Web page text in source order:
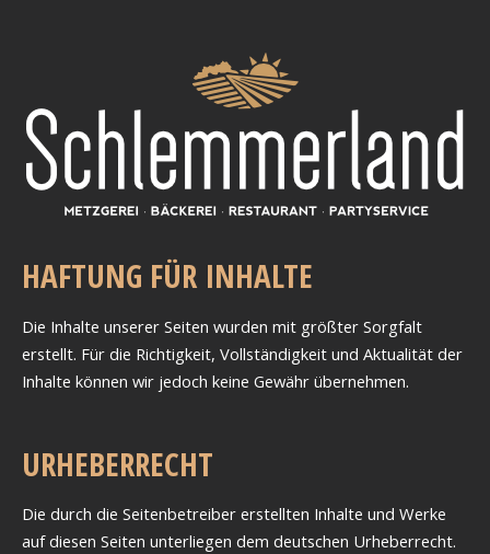
HAFTUNG FÜR INHALTE
Die Inhalte unserer Seiten wurden mit größter Sorgfalt
erstellt. Für die Richtigkeit, Vollständigkeit und Aktualität der
Inhalte können wir jedoch keine Gewähr übernehmen.
URHEBERRECHT
Die durch die Seitenbetreiber erstellten Inhalte und Werke
auf diesen Seiten unterliegen dem deutschen Urheberrecht.